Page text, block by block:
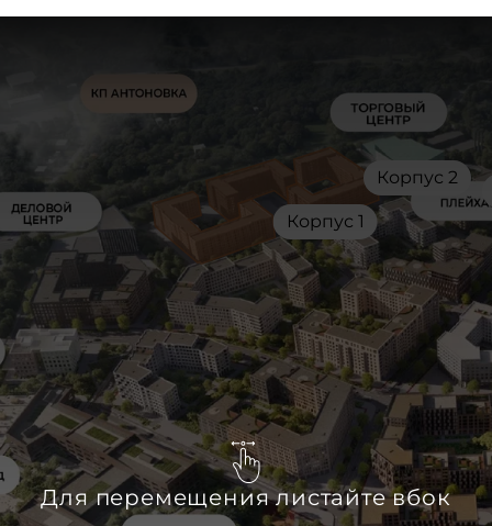
Корпус 1
Корпус 2
Для перемещения листайте вбок